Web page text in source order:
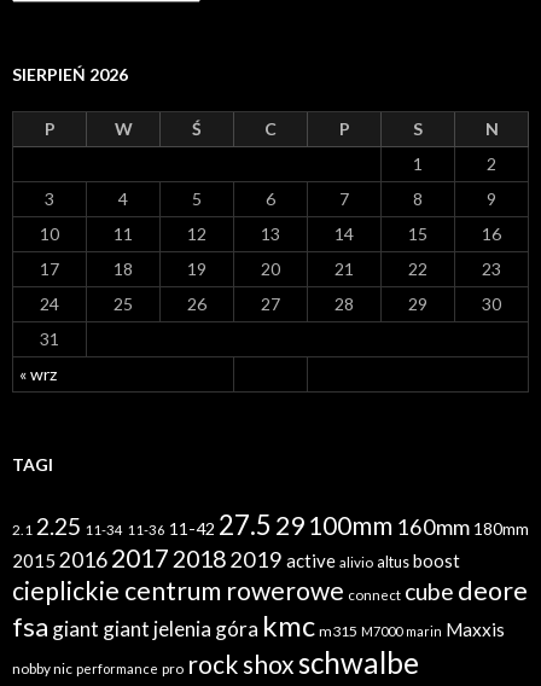
r
i
a
SIERPIEŃ 2026
P W Ś C P S N
« wrz
1
2
3
4 5 6 7 8
9
10
11 12 13 14 15
16
17
18 19 20 21 22
23
24
25 26 27 28 29
30
31
TAGI
2.1 2.25 11-34 11-36 11-42 27.5 29 100mm 160mm 180mm
2015 20162017 20182019 active alivio altus boost
cieplickie centrum rowerowe connect cube deore
fsa giant giant jelenia góra kmc m315 M7000 marin Maxxis
nobby nic performance pro rock shox schwalbe